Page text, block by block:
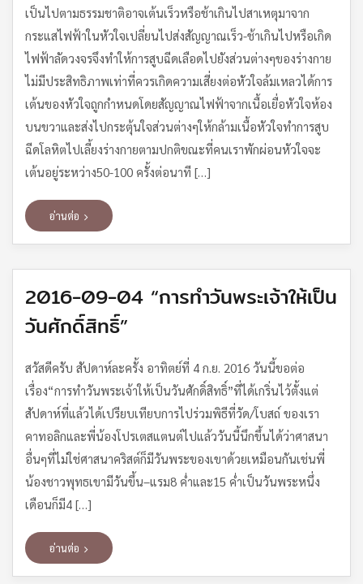
เป็นไปตามธรรมชาติอาจเต้นเร็วหรือช้าเกินไปสาเหตุมาจาก
กระแสไฟฟ้าในหัวใจเปลี่ยนไปส่งสัญญาณเร็ว-ช้าเกินไปหรือเกิด
ไฟฟ้าลัดวงจรจึงทำให้การสูบฉีดเลือดไปยังส่วนต่างๆของร่างกาย
ไม่มีประสิทธิภาพเท่าที่ควรเกิดความเสี่ยงต่อหัวใจล้มเหลวได้การ
เต้นของหัวใจถูกกำหนดโดยสัญญาณไฟฟ้าจากเนื้อเยื่อหัวใจห้อง
บนขวาและส่งไปกระตุ้นใจส่วนต่างๆให้กล้ามเนื้อหัวใจทำการสูบ
ฉีดโลหิตไปเลี้ยงร่างกายตามปกติขณะที่คนเราพักผ่อนหัวใจจะ
เต้นอยู่ระหว่าง50-100 ครั้งต่อนาที […]
อ่านต่อ
2016-09-04 “การทำวันพระเจ้าให้เป็น
วันศักดิ์สิทธิ์”
สวัสดีครับ สัปดาห์ละครั้ง อาทิตย์ที่ 4 ก.ย. 2016 วันนี้ขอต่อ
เรื่อง“การทำวันพระเจ้าให้เป็นวันศักดิ์สิทธิ์”ที่ได้เกริ่นไว้ตั้งแต่
สัปดาห์ที่แล้วได้เปรียบเทียบการไปร่วมพิธีที่วัด/โบสถ์ ของเรา
คาทอลิกและพี่น้องโปรเตสแตนต์ไปแล้ววันนี้นึกขึ้นได้ว่าศาสนา
อื่นๆที่ไม่ใช่ศาสนาคริสต์ก็มีวันพระของเขาด้วยเหมือนกันเช่นพี่
น้องชาวพุทธเขามีวันขึ้น–แรม8 ค่ำและ15 ค่ำเป็นวันพระหนึ่ง
เดือนก็มี4 […]
อ่านต่อ